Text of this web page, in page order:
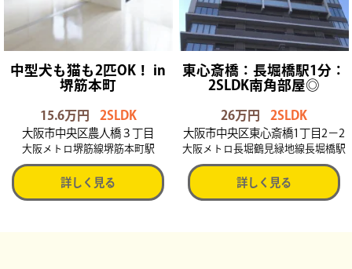
中型犬も猫も2匹OK！ in
堺筋本町
15.6万円 2SLDK
大阪市中央区農人橋３丁目
大阪メトロ堺筋線堺筋本町駅
詳しく見る
東心斎橋：長堀橋駅1分：
2SLDK南角部屋◎
26万円 2SLDK
大阪市中央区東心斎橋1丁目2−2
大阪メトロ長堀鶴見緑地線長堀橋駅
詳しく見る